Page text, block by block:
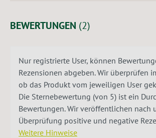
BEWERTUNGEN (2)
Nur registrierte User, können
Rezensionen abgeben. Wir überprüfen
ob das Produkt vom jeweiligen User
Die Sternebewertung (von 5) ist ein
Bewertungen. Wir veröffentlichen nach
Überprüfung positive und negative
Weitere Hinweise